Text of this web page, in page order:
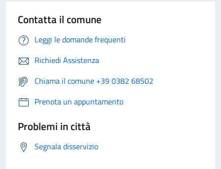
Contatta il comune
Leggi le domande frequenti
Richiedi Assistenza
Chiama il comune +39 0382 68502
Prenota un appuntamento
Problemi in città
Segnala disservizio